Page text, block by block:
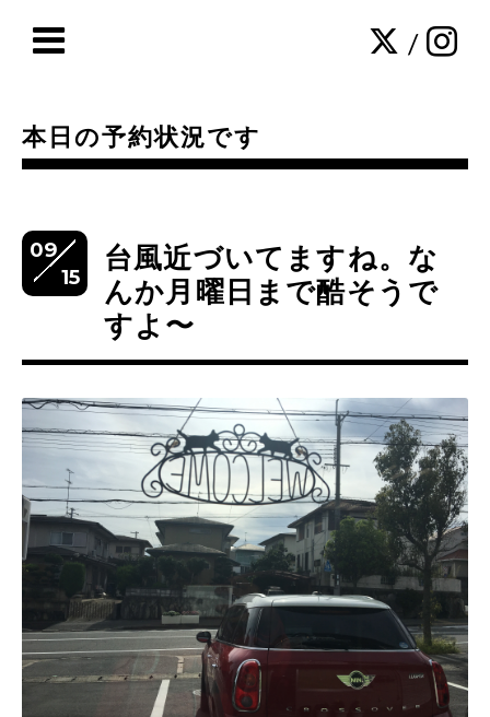
/
本日の予約状況です
09
15
台風近づいてますね。な
んか月曜日まで酷そうで
すよ〜